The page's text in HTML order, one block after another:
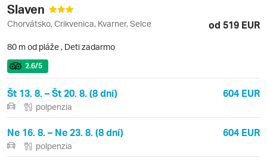
Slaven
Chorvátsko, Crikvenica, Kvarner, Selce od 519 EUR
80 m od pláže , Deti zadarmo
2.6/5
Št 13. 8. – Št 20. 8. (8 dní) 604 EUR
polpenzia
Ne 16. 8. – Ne 23. 8. (8 dní) 604 EUR
polpenzia